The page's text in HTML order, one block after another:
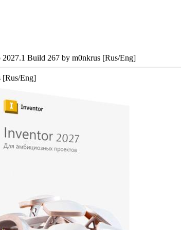
Build 267 by m0nkrus [Rus/Eng]
[Rus/Eng]